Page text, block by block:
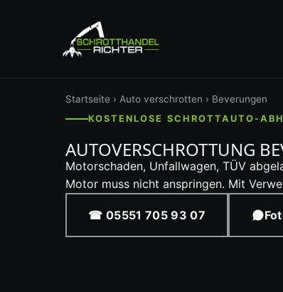
Startseite › Auto verschrotten › Beverungen
KOSTENLOSE SCHROTTAUTO-
AUTOVERSCHROTTUNG
Motorschaden, Unfallwagen, TÜV
Motor muss nicht anspringen. Mit
☎ 05551 705 93 07